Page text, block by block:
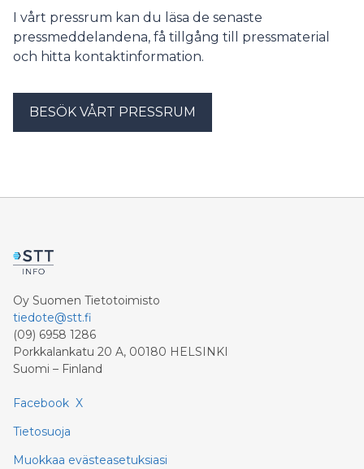
yhteensä noin 2,26 miljoonaa euroa kalatalouden
edistämisvaroja. Varat ovat kertyneet kalastajien
maksamista valtion kalastonhoitomaksuista.
I vårt pressrum kan du läsa de senaste
pressmeddelandena, få tillgång till pressmaterial
och hitta kontaktinformation.
BESÖK VÅRT PRESSRUM
Oy Suomen Tietotoimisto
tiedote@stt.fi
(09) 6958 1286
Porkkalankatu 20 A, 00180 HELSINKI
Suomi – Finland
Facebook X
Tietosuoja
Muokkaa evästeasetuksiasi